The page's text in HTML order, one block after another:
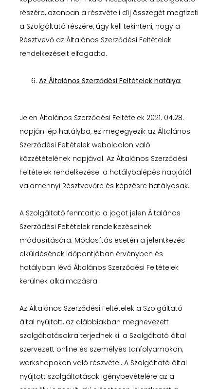
részére, azonban a részvételi díj összegét megfizeti
a Szolgáltató részére, úgy kell tekinteni, hogy a
Résztvevő az Általános Szerződési Feltételek
rendelkezéseit elfogadta.
Az Általános Szerződési Feltételek hatálya:
Jelen Általános Szerződési Feltételek 2021. 04.28.
napján lép hatályba, ez megegyezik az Általános
Szerződési Feltételek weboldalon való
közzétételének napjával. Az Általános Szerződési
Feltételek rendelkezései a hatálybalépés napjától
valamennyi Résztvevőre és képzésre hatályosak.
A Szolgáltató fenntartja a jogot jelen Általános
Szerződési Feltételek rendelkezéseinek
módosítására. Módosítás esetén a jelentkezés
elküldésének időpontjában érvényben és
hatályban lévő Általános Szerződési Feltételek
kerülnek alkalmazásra.
Az Általános Szerződési Feltételek a Szolgáltató
által nyújtott, az alábbiakban megnevezett
szolgáltatásokra terjednek ki: a Szolgáltató által
szervezett online és személyes tanfolyamokon,
workshopokon való részvétel. A Szolgáltató által
nyújtott szolgáltatások igénybevételére az a